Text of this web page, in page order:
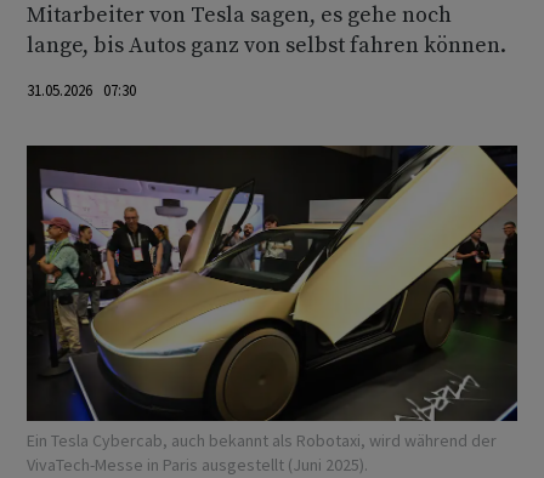
Mitarbeiter von Tesla sagen, es gehe noch
lange, bis Autos ganz von selbst fahren können.
31.05.2026 07:30
Ein Tesla Cybercab, auch bekannt als Robotaxi, wird während der
VivaTech-Messe in Paris ausgestellt (Juni 2025).